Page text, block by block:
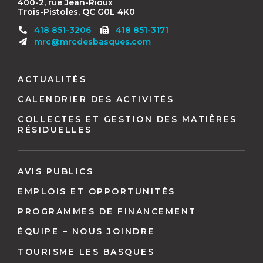
400-2, rue Jean-Rioux
Trois-Pistoles, QC G0L 4K0
418 851-3206
Télécopieur
:
418 851-3171
mrc@mrcdesbasques.com
pied
de
page
ACTUALITÉS
CALENDRIER DES ACTIVITÉS
COLLECTES ET GESTION DES MATIÈRES
RÉSIDUELLES
AVIS PUBLICS
EMPLOIS ET OPPORTUNITÉS
PROGRAMMES DE FINANCEMENT
ÉQUIPE – NOUS JOINDRE
TOURISME LES BASQUES